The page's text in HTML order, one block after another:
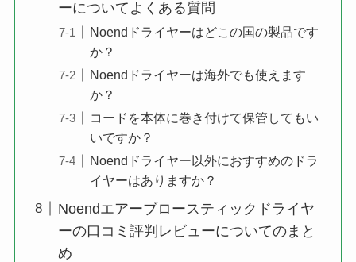
ーについてよくある質問
Noendドライヤーはどこの国の製品です
か？
Noendドライヤーは海外でも使えます
か？
コードを本体に巻き付けて保管してもい
いですか？
Noendドライヤー以外におすすめのドラ
イヤーはありますか？
Noendエアーブロースティックドライヤ
ーの口コミ評判レビューについてのまと
め